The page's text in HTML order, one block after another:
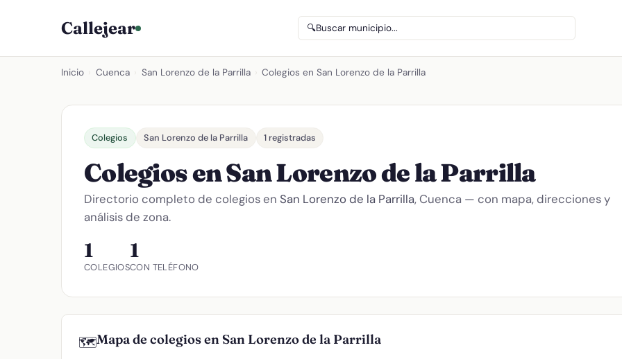
Callejear 🔍Buscar municipio...
Inicio Cuenca San Lorenzo de la Parrilla Colegios en San Lorenzo de la Parrilla
Colegios San Lorenzo de la Parrilla 1 registradas
Colegios en San Lorenzo de la Parrilla
Directorio completo de colegios en San Lorenzo de la Parrilla, Cuenca — con mapa, direcciones y
análisis de zona.
1
COLEGIOS
1
CON TELÉFONO
🗺️Mapa de colegios en San Lorenzo de la Parrilla